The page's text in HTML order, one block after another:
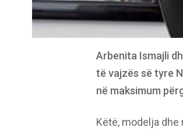
Arbenita Ismajli
të vajzës së tyre
në maksimum
Këtë, modelja